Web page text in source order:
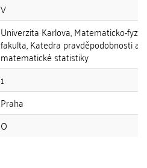
V
Univerzita Karlova, Matematicko-
fakulta, Katedra pravděpodobnosti a
matematické statistiky
1
Praha
O